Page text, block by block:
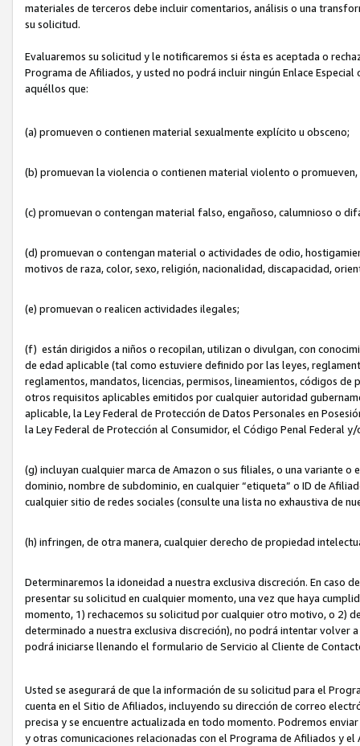
materiales de terceros debe incluir comentarios, análisis o una
su solicitud.
Evaluaremos su solicitud y le notificaremos si ésta es aceptada o
Programa de Afiliados, y usted no podrá incluir ningún Enlace
aquéllos que:
(a) promueven o contienen material sexualmente explícito u obsceno;
(b) promuevan la violencia o contienen material violento o
(c) promuevan o contengan material falso, engañoso, calumnioso o
(d) promuevan o contengan material o actividades de odio,
motivos de raza, color, sexo, religión, nacionalidad, discapacidad,
(e) promuevan o realicen actividades ilegales;
(f) están dirigidos a niños o recopilan, utilizan o divulgan, con
de edad aplicable (tal como estuviere definido por las leyes,
reglamentos, mandatos, licencias, permisos, lineamientos, códigos
otros requisitos aplicables emitidos por cualquier autoridad
aplicable, la Ley Federal de Protección de Datos Personales en
la Ley Federal de Protección al Consumidor, el Código Penal Federal
(g) incluyan cualquier marca de Amazon o sus filiales, o una variante
dominio, nombre de subdominio, en cualquier “etiqueta” o ID de
cualquier sitio de redes sociales (consulte una lista no exhaustiva de
(h) infringen, de otra manera, cualquier derecho de propiedad
Determinaremos la idoneidad a nuestra exclusiva discreción. En caso
presentar su solicitud en cualquier momento, una vez que haya
momento, 1) rechacemos su solicitud por cualquier otro motivo, o 2)
determinado a nuestra exclusiva discreción), no podrá intentar volver
podrá iniciarse llenando el formulario de Servicio al Cliente de
Usted se asegurará de que la información de su solicitud para el
cuenta en el Sitio de Afiliados, incluyendo su dirección de correo
precisa y se encuentre actualizada en todo momento. Podremos
y otras comunicaciones relacionadas con el Programa de Afiliados y